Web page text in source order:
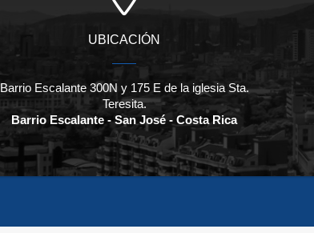
UBICACIÓN
Barrio Escalante 300N y 175 E de la iglesia Sta.
Teresita.
Barrio Escalante - San José - Costa Rica